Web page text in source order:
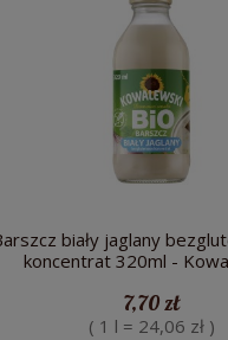
biały jaglany
koncentrat 320ml -
7,70 zł
( 1 l = 24,06 zł )